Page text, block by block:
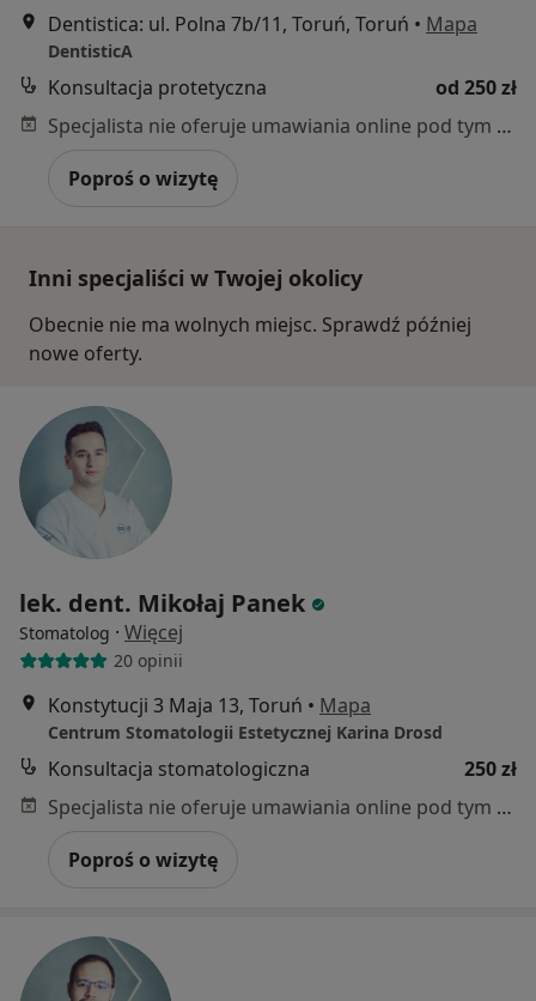
Dentistica: ul. Polna 7b/11, Toruń, Toruń • Mapa
DentisticA
Konsultacja protetyczna
od 250 zł
Specjalista nie oferuje umawiania online pod tym adresem.
Poproś o wizytę
Inni specjaliści w Twojej okolicy
Obecnie nie ma wolnych miejsc. Sprawdź później
nowe oferty.
lek. dent. Mikołaj Panek
Stomatolog · Więcej
20 opinii
Konstytucji 3 Maja 13, Toruń • Mapa
Centrum Stomatologii Estetycznej Karina Drosd
Konsultacja stomatologiczna
250 zł
Specjalista nie oferuje umawiania online pod tym adresem.
Poproś o wizytę